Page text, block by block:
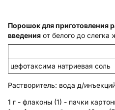
Порошок для приготовления
введения от белого до слегка
цефотаксима натриевая соль
Растворитель: вода д/
1 г - флаконы (1) - пачки